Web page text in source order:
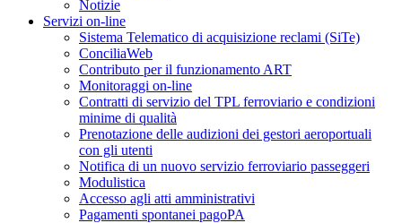
Notizie
Servizi on-line
Sistema Telematico di acquisizione reclami (SiTe)
ConciliaWeb
Contributo per il funzionamento ART
Monitoraggi on-line
Contratti di servizio del TPL ferroviario e condizioni
minime di qualità
Prenotazione delle audizioni dei gestori aeroportuali
con gli utenti
Notifica di un nuovo servizio ferroviario passeggeri
Modulistica
Accesso agli atti amministrativi
Pagamenti spontanei pagoPA